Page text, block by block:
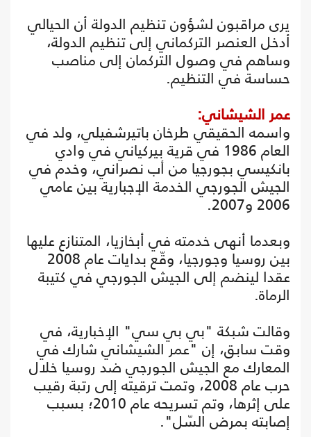
يرى مراقبون لشؤون تنظيم الدولة أن الحيالي
أدخل العنصر التركماني إلى تنظيم الدولة،
وساهم في وصول التركمان إلى مناصب
حساسة في التنظيم.
عمر الشيشاني:
واسمه الحقيقي طرخان باتيرشفيلي، ولد في
العام 1986 في قرية بيركياني في وادي
بانكيسي بجورجيا من أب نصراني، وخدم في
الجيش الجورجي الخدمة الإجبارية بين عامي
2006 و2007.
وبعدما أنهى خدمته في أبخازيا، المتنازع عليها
بين روسيا وجورجيا، وقّع بدايات عام 2008
عقدا لينضم إلى الجيش الجورجي في كتيبة
الرماة.
وقالت شبكة "بي بي سي" الإخبارية، في
وقت سابق، إن "عمر الشيشاني شارك في
المعارك مع الجيش الجورجي ضد روسيا خلال
حرب عام 2008، وتمت ترقيته إلى رتبة رقيب
على إثرها، وتم تسريحه عام 2010؛ بسبب
إصابته بمرض السّل".